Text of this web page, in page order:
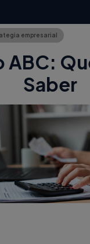
empresarial
ABC:
Saber